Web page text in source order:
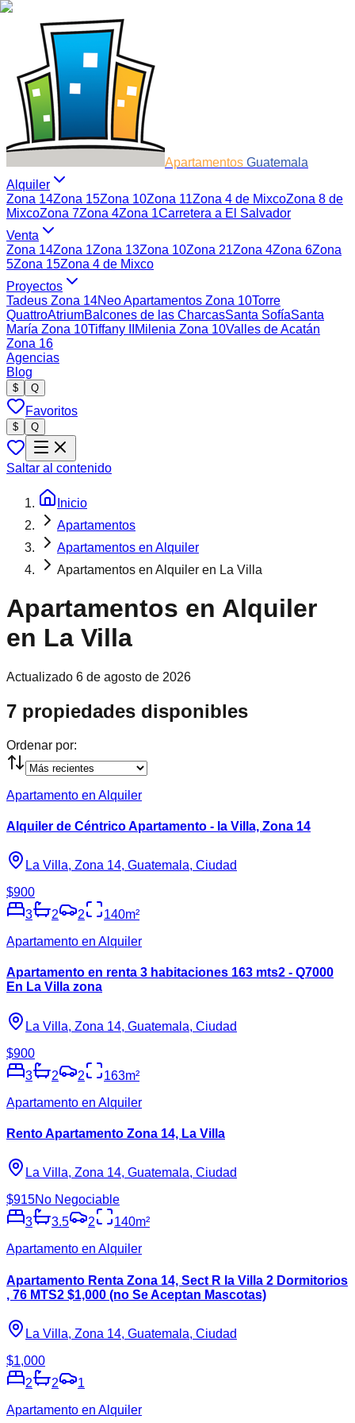
Apartamentos Guatemala
Alquiler
Zona 14Zona 15Zona 10Zona 11Zona 4 de MixcoZona 8 de
MixcoZona 7Zona 4Zona 1Carretera a El Salvador
Venta
Zona 14Zona 1Zona 13Zona 10Zona 21Zona 4Zona 6Zona
5Zona 15Zona 4 de Mixco
Proyectos
Tadeus Zona 14Neo Apartamentos Zona 10Torre
QuattroAtriumBalcones de las CharcasSanta SofíaSanta
María Zona 10Tiffany II Milenia Zona 10Valles de Acatán
Zona 16
Agencias
Blog
$ Q
Favoritos
$ Q
Saltar al contenido
Inicio
Apartamentos
Apartamentos en Alquiler
Apartamentos en Alquiler en La Villa
Apartamentos en Alquiler
en La Villa
Actualizado 6 de agosto de 2026
7 propiedades disponibles
Ordenar por:
Apartamento en Alquiler
Alquiler de Céntrico Apartamento - la Villa, Zona 14
La Villa, Zona 14, Guatemala, Ciudad
$900
3
2 2 140m²
Apartamento en Alquiler
Apartamento en renta 3 habitaciones 163 mts2 - Q7000
En La Villa zona
La Villa, Zona 14, Guatemala, Ciudad
$900
3
2 2 163m²
Apartamento en Alquiler
Rento Apartamento Zona 14, La Villa
La Villa, Zona 14, Guatemala, Ciudad
$915No Negociable
3
3.5 2 140m²
Apartamento en Alquiler
Apartamento Renta Zona 14, Sect R la Villa 2 Dormitorios
, 76 MTS2 $1,000 (no Se Aceptan Mascotas)
La Villa, Zona 14, Guatemala, Ciudad
$1,000
2
2
1
Apartamento en Alquiler